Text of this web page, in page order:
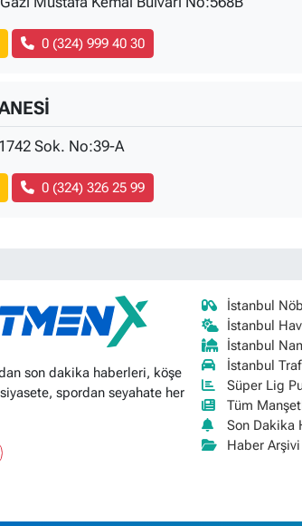
0 (324) 999 40 30
Sok. No:39-A
0 (324) 326 25 99
son dakika haberleri, köşe
spordan seyahate her
İstanbul
İstanbul
İstanbul
İstanbul
Süper Lig
Tüm
Son Dakika
Haber Arşivi